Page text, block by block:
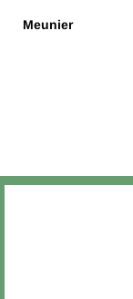
Meunier